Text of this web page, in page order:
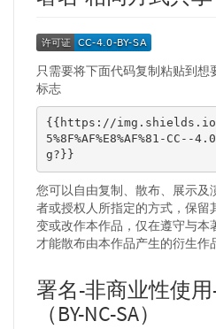
只需要将下面代码复制粘贴到想
标志
{{https://img.shields.io/
5%8F%AF%E8%AF%81-
g?}}
您可以自由复制、散布、展示及
者或授权人所指定的方式，保留
变或改作本作品，仅在遵守与本
才能散布由本作品产生的衍生作
署名-非商业性使
（BY-NC-SA）